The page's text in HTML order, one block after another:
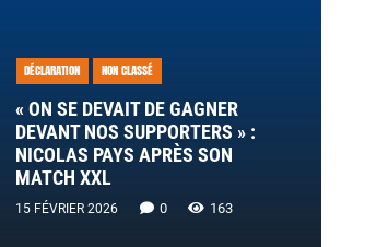
DÉCLARATION NON CLASSÉ
« ON SE DEVAIT DE GAGNER
DEVANT NOS SUPPORTERS » :
NICOLAS PAYS APRÈS SON
MATCH XXL
15 FÉVRIER 2026 0 163